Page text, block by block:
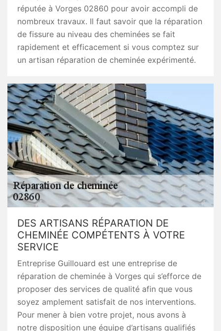
réputée à Vorges 02860 pour avoir accompli de
nombreux travaux. Il faut savoir que la réparation
de fissure au niveau des cheminées se fait
rapidement et efficacement si vous comptez sur
un artisan réparation de cheminée expérimenté.
DES ARTISANS RÉPARATION DE
CHEMINÉE COMPÉTENTS À VOTRE
SERVICE
Entreprise Guillouard est une entreprise de
réparation de cheminée à Vorges qui s’efforce de
proposer des services de qualité afin que vous
soyez amplement satisfait de nos interventions.
Pour mener à bien votre projet, nous avons à
notre disposition une équipe d’artisans qualifiés